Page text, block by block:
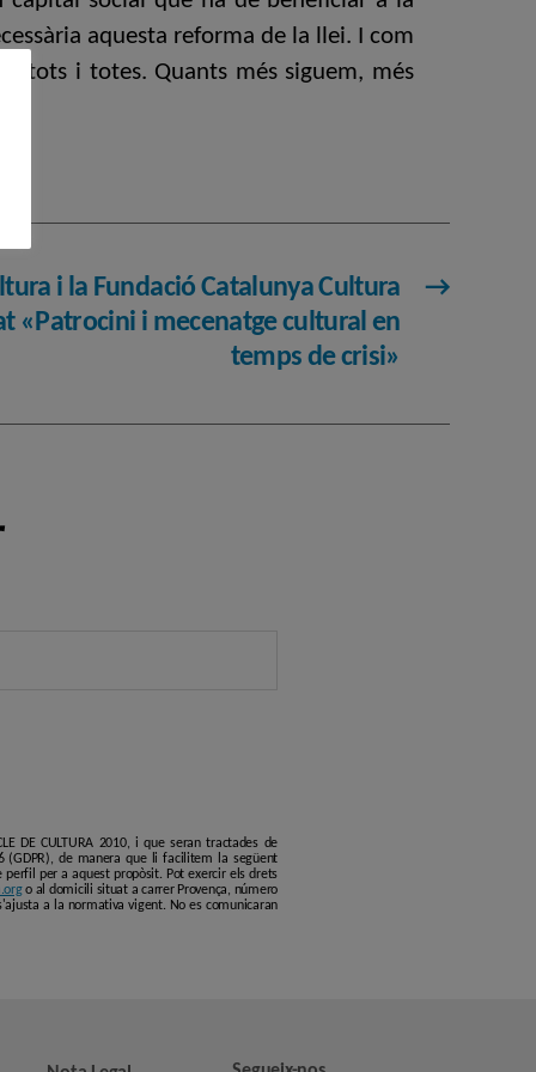
aquesta reforma de la llei. I com
tots i totes. Quants més siguem, més
→
i la Fundació Catalunya Cultura
«Patrocini i mecenatge cultural en
temps de crisi»
DE CULTURA 2010, i que seran tractades de
(GDPR), de manera que li facilitem la següent
per a aquest propòsit. Pot exercir els drets
o al domicili situat a carrer Provença, número
a la normativa vigent. No es comunicaran